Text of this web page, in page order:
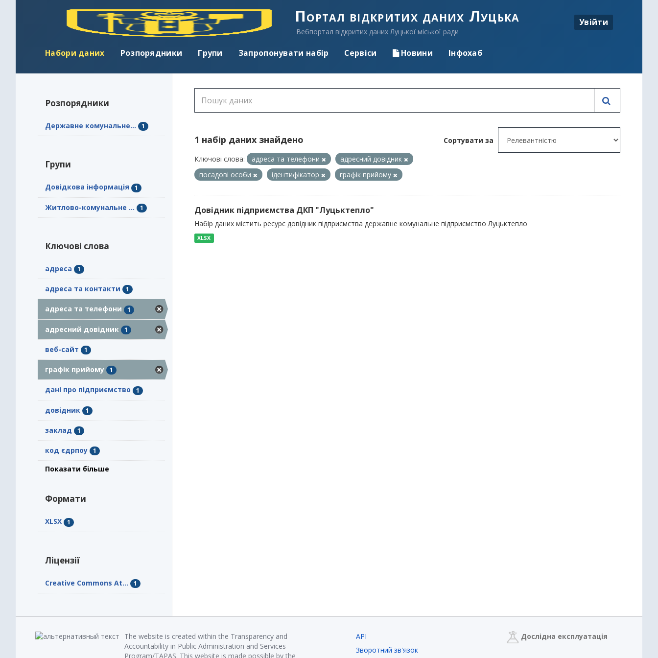
Портал відкритих даних Луцька
Вебпортал відкритих даних Луцької міської ради
Увійти
Набори даних Розпорядники Групи Запропонувати набір Сервіси Новини Інфохаб
Розпорядники
Державне комунальне... 1
Групи
Довідкова інформація 1
Житлово-комунальне ... 1
Ключові слова
адреса 1
адреса та контакти 1
адреса та телефони 1
адресний довідник 1
веб-сайт 1
графік прийому 1
дані про підприємство 1
довідник 1
заклад 1
код єдрпоу 1
Показати більше
Формати
XLSX 1
Ліцензії
Creative Commons At... 1
Сортувати за
1 набір даних знайдено
Ключові слова: адреса та телефони
адресний довідник
посадові особи
ідентифікатор графік прийому
Довідник підприємства ДКП "Луцьктепло"
Набір даних містить ресурс довідник підприємства державне комунальне підприємство Луцьктепло
XLSX
The website is created within the Transparency and
Accountability in Public Administration and Services
Program/TAPAS. This website is made possible by the
API
Зворотний зв'язок
Дослідна експлуатація